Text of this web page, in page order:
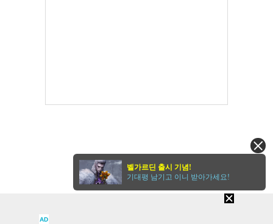
AD
벨가르딘 출시 기념!
기대평 남기고 이니 받아가세요!